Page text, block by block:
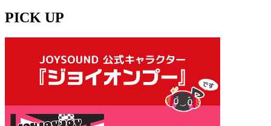
PICK UP